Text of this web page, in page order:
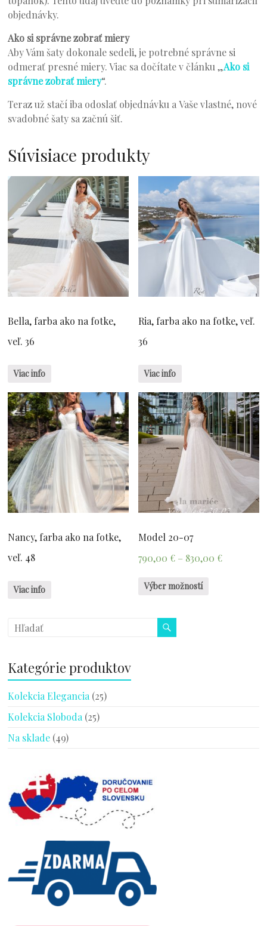
objednávky.
Ako si správne zobrať miery
Aby Vám šaty dokonale sedeli, je potrebné správne si
odmerať presné miery. Viac sa dočítate v článku „Ako si
správne zobrať miery“.
Teraz už stačí iba odoslať objednávku a Vaše vlastné, nové
svadobné šaty sa začnú šiť.
Súvisiace produkty
Bella, farba ako na fotke,
veľ. 36
Viac info
Ria, farba ako na fotke, veľ.
36
Viac info
Nancy, farba ako na fotke,
veľ. 48
Viac info
Model 20-07
790,00 € – 830,00 €
Výber možností
Kategórie produktov
Kolekcia Elegancia (25)
Kolekcia Sloboda (25)
Na sklade (49)